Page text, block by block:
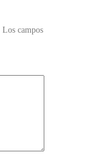
Los campos